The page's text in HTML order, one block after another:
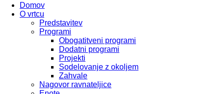
Domov
O vrtcu
Predstavitev
Programi
Obogatitveni programi
Dodatni programi
Projekti
Sodelovanje z okoljem
Zahvale
Nagovor ravnateljice